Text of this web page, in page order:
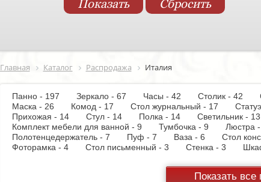
Главная Каталог Распродажа Италия
Панно - 197 Зеркало - 67 Часы - 42 Столик - 42
Маска - 26
Комод - 17 Стол журнальный - 17
Прихожая - 14
Стул - 14 Полка - 14 Светильник -
Комплект мебели для ванной - 9
Тумбочка - 9
Полотенцедержатель - 7
Пуф - 7 Ваза - 6 Стол
Фоторамка - 4
Стол письменный - 3 Стенка - 3
Панель настенная для TV - 3
Предмет интерьера - 2
Показать